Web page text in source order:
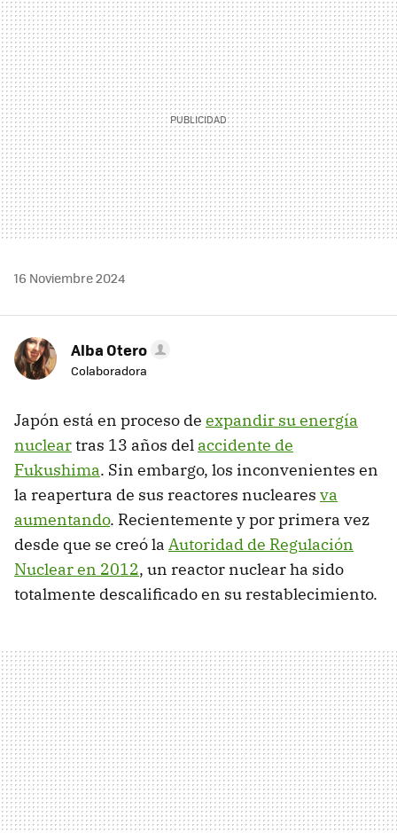
MAIL
16 Noviembre 2024
Alba Otero
Colaboradora
Japón está en proceso de expandir su energía
nucleartras 13 años del accidente de
Fukushima. Sin embargo, los inconvenientes en
la reapertura de sus reactores nucleares va
aumentando. Recientemente y por primera vez
desde que se creó la Autoridad de Regulación
Nuclear en 2012, un reactor nuclear ha sido
totalmente descalificado en su restablecimiento.